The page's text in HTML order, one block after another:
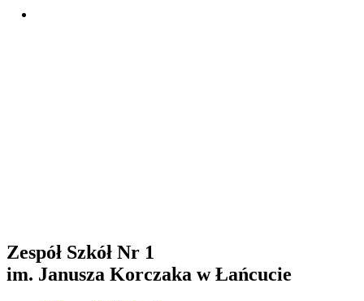
Zespół Szkół Nr 1
im. Janusza Korczaka w Łańcucie